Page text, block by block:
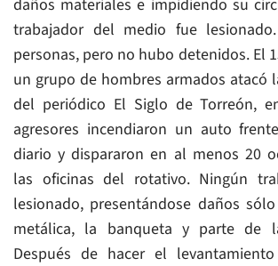
daños materiales e impidiendo su
trabajador del medio fue
personas, pero no hubo detenidos. El
un grupo de hombres armados atacó
del periódico El Siglo de Torreón,
agresores incendiaron un auto
diario y dispararon en al menos 20
las oficinas del rotativo. Ningún
lesionado, presentándose daños
metálica, la banqueta y parte de
Después de hacer el